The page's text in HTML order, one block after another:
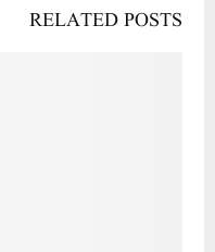
RELATED POSTS